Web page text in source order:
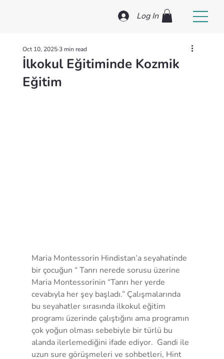
Log In
İlkokul Eğitiminde Kozmik
Eğitim
Oct 10, 2025 3 min read
Maria Montessorin Hindistan’a seyahatinde
bir çocuğun “ Tanrı nerede sorusu üzerine
Maria Montessorinin “Tanrı her yerde
cevabıyla her şey başladı.” Çalışmalarında
bu seyahatler sırasında ilkokul eğitim
programı üzerinde çalıştığını ama programın
çok yoğun olması sebebiyle bir türlü bu
alanda ilerlemediğini ifade ediyor.  Gandi ile
uzun sure görüşmeleri ve sohbetleri, Hint